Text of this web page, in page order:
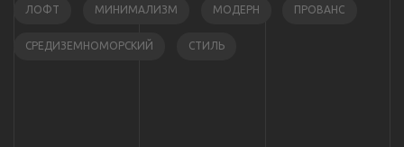
ЛОФТ МИНИМАЛИЗМ МОДЕРН ПРОВАНС
СРЕДИЗЕМНОМОРСКИЙ СТИЛЬ